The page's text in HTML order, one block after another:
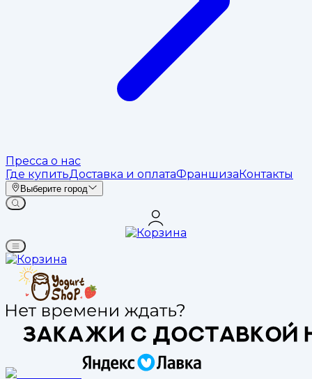
Пресса о нас
Где купитьДоставка и оплатаФраншизаКонтакты
Выберите город